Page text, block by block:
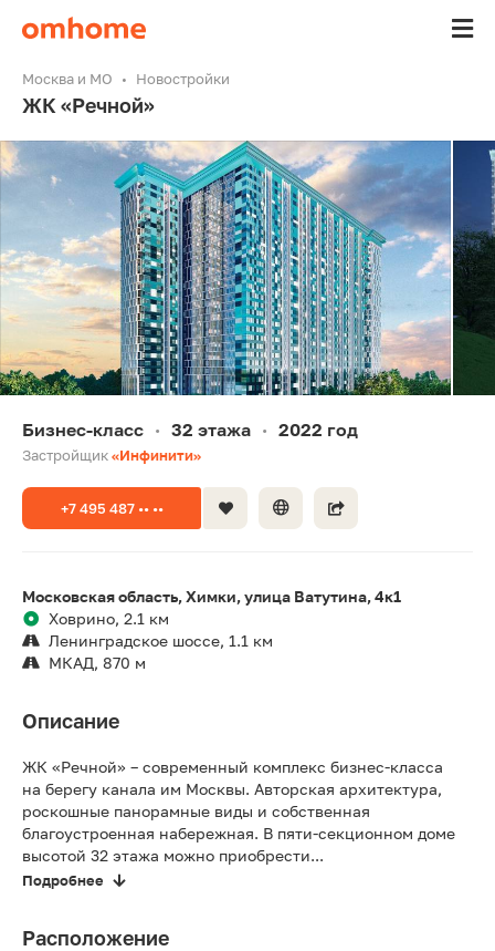
Москва и МО Новостройки
ЖК «Речной»
Бизнес-класс • 32 этажа • 2022 год
Застройщик«Инфинити»
+7 495 487 •• ••
Московская область, Химки, улица Ватутина, 4к1
Ховрино, 2.1 км
Ленинградское шоссе, 1.1 км
МКАД, 870 м
Описание
ЖК «Речной» – современный комплекс бизнес-класса
на берегу канала им Москвы. Авторская архитектура,
роскошные панорамные виды и собственная
благоустроенная набережная. В пяти-секционном доме
высотой 32 этажа можно приобрести...
Подробнее
Расположение